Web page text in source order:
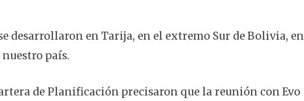
desarrollaron en Tarija, en el extremo Sur de Bolivia, en
país.
de Planificación precisaron que la reunión con Evo